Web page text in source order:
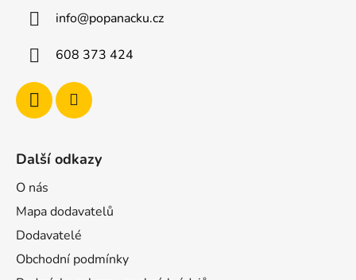
info@popanacku.cz
608 373 424
Další odkazy
O nás
Mapa dodavatelů
Dodavatelé
Obchodní podmínky